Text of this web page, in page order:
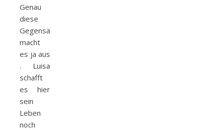
Genau
diese
Gegensätze
macht
es ja aus
. Luisa
schafft
es hier
sein
Leben
noch